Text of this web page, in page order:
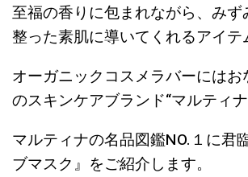
至福の香りに包まれながら、み
整った素肌に導いてくれるアイテ
オーガニックコスメラバーにはお
のスキンケアブランド“マルティナ
マルティナの名品図鑑NO.１に君
ブマスク』をご紹介します。